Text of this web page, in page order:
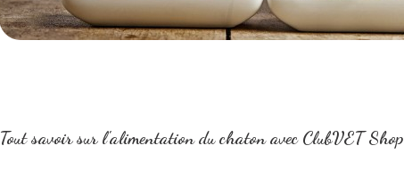
Tout savoir sur l'​alimentation du chaton avec ClubVET Shop